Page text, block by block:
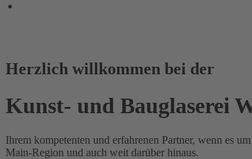
Herzlich willkommen bei der
Kunst- und Bauglaserei
Ihrem kompetenten und erfahrenen Partner, wenn es
Main-Region und auch weit darüber hinaus.